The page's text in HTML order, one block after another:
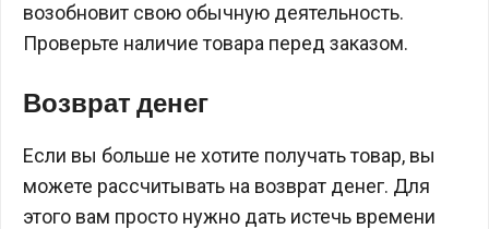
возобновит свою обычную деятельность.
Проверьте наличие товара перед заказом.
Возврат денег
Если вы больше не хотите получать товар, вы
можете рассчитывать на возврат денег. Для
этого вам просто нужно дать истечь времени